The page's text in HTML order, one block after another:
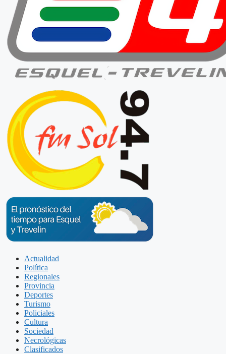
Actualidad
Política
Regionales
Provincia
Deportes
Turismo
Policiales
Cultura
Sociedad
Necrológicas
Clasificados